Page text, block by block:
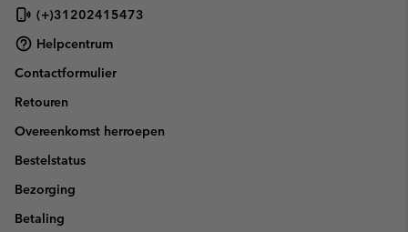
SKIP
SEARCH
(+)31202415473
Helpcentrum
Contactformulier
Retouren
Overeenkomst herroepen
Bestelstatus
Bezorging
Betaling